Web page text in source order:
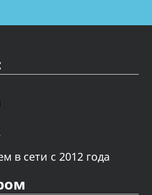
в сети с 2012 года